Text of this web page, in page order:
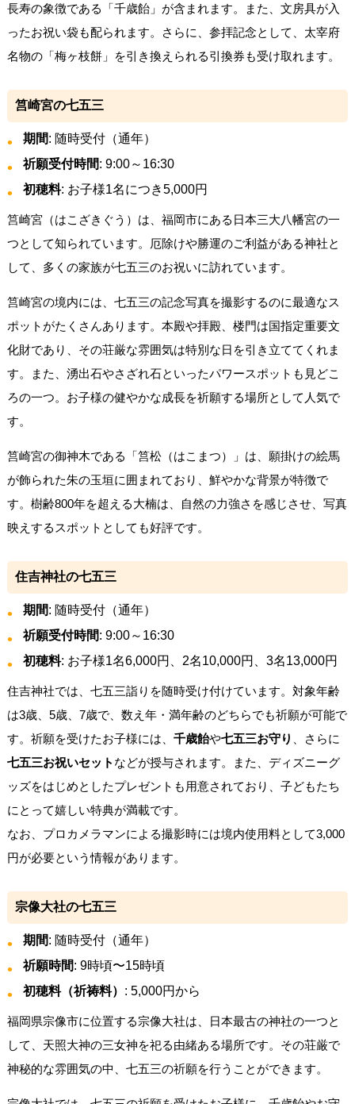
長寿の象徴である「千歳飴」が含まれます。また、文房具が入
ったお祝い袋も配られます。さらに、参拝記念として、太宰府
名物の「梅ヶ枝餅」を引き換えられる引換券も受け取れます。
筥崎宮の七五三
期間: 随時受付（通年）
祈願受付時間: 9:00～16:30
初穂料: お子様1名につき5,000円
筥崎宮（はこざきぐう）は、福岡市にある日本三大八幡宮の一
つとして知られています。厄除けや勝運のご利益がある神社と
して、多くの家族が七五三のお祝いに訪れています。
筥崎宮の境内には、七五三の記念写真を撮影するのに最適なス
ポットがたくさんあります。本殿や拝殿、楼門は国指定重要文
化財であり、その荘厳な雰囲気は特別な日を引き立ててくれま
す。また、湧出石やさざれ石といったパワースポットも見どこ
ろの一つ。お子様の健やかな成長を祈願する場所として人気で
す。
筥崎宮の御神木である「筥松（はこまつ）」は、願掛けの絵馬
が飾られた朱の玉垣に囲まれており、鮮やかな背景が特徴で
す。樹齢800年を超える大楠は、自然の力強さを感じさせ、写真
映えするスポットとしても好評です。
住吉神社の七五三
期間: 随時受付（通年）
祈願受付時間: 9:00～16:30
初穂料: お子様1名6,000円、2名10,000円、3名13,000円
住吉神社では、七五三詣りを随時受け付けています。対象年齢
は3歳、5歳、7歳で、数え年・満年齢のどちらでも祈願が可能で
す。祈願を受けたお子様には、 千歳飴や七五三お守り
、さらに
七五三お祝いセット などが授与されます。また、ディズニーグ
ッズをはじめとしたプレゼントも用意されており、子どもたち
にとって嬉しい特典が満載です。
なお、プロカメラマンによる撮影時には境内使用料として3,000
円が必要という情報があります。
宗像大社の七五三
期間: 随時受付（通年）
祈願時間: 9時頃〜15時頃
初穂料（祈祷料） : 5,000円から
福岡県宗像市に位置する宗像大社は、日本最古の神社の一つと
して、天照大神の三女神を祀る由緒ある場所です。その荘厳で
神秘的な雰囲気の中、七五三の祈願を行うことができます。